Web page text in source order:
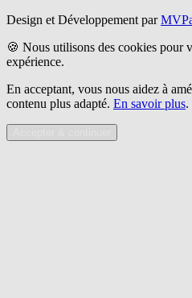
Design et Développement par
🍪 Nous utilisons des cookies pour
expérience.
En acceptant, vous nous aidez à
contenu plus adapté. En savoir plus.